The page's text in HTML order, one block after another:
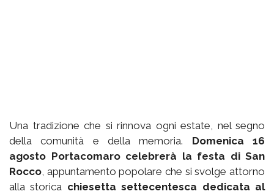
Una tradizione che si rinnova ogni estate, nel segno
della comunità e della memoria. Domenica 16
agosto Portacomaro celebrerà la festa di San
Rocco, appuntamento popolare che si svolge attorno
alla storica chiesetta settecentesca dedicata al